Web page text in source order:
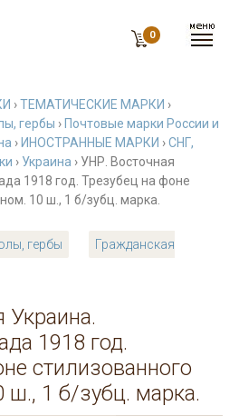
0
›ТЕМАТИЧЕСКИЕ МАРКИ ›
гербы › Почтовые марки России и
› ИНОСТРАННЫЕ МАРКИ ›СНГ,
› Украина › УНР. Восточная
1918 год. Трезубец на фоне
10 ш., 1 б/зубц. марка.
гербы
Гражданская
Украина.
1918 год.
стилизованного
ш., 1 б/зубц. марка.